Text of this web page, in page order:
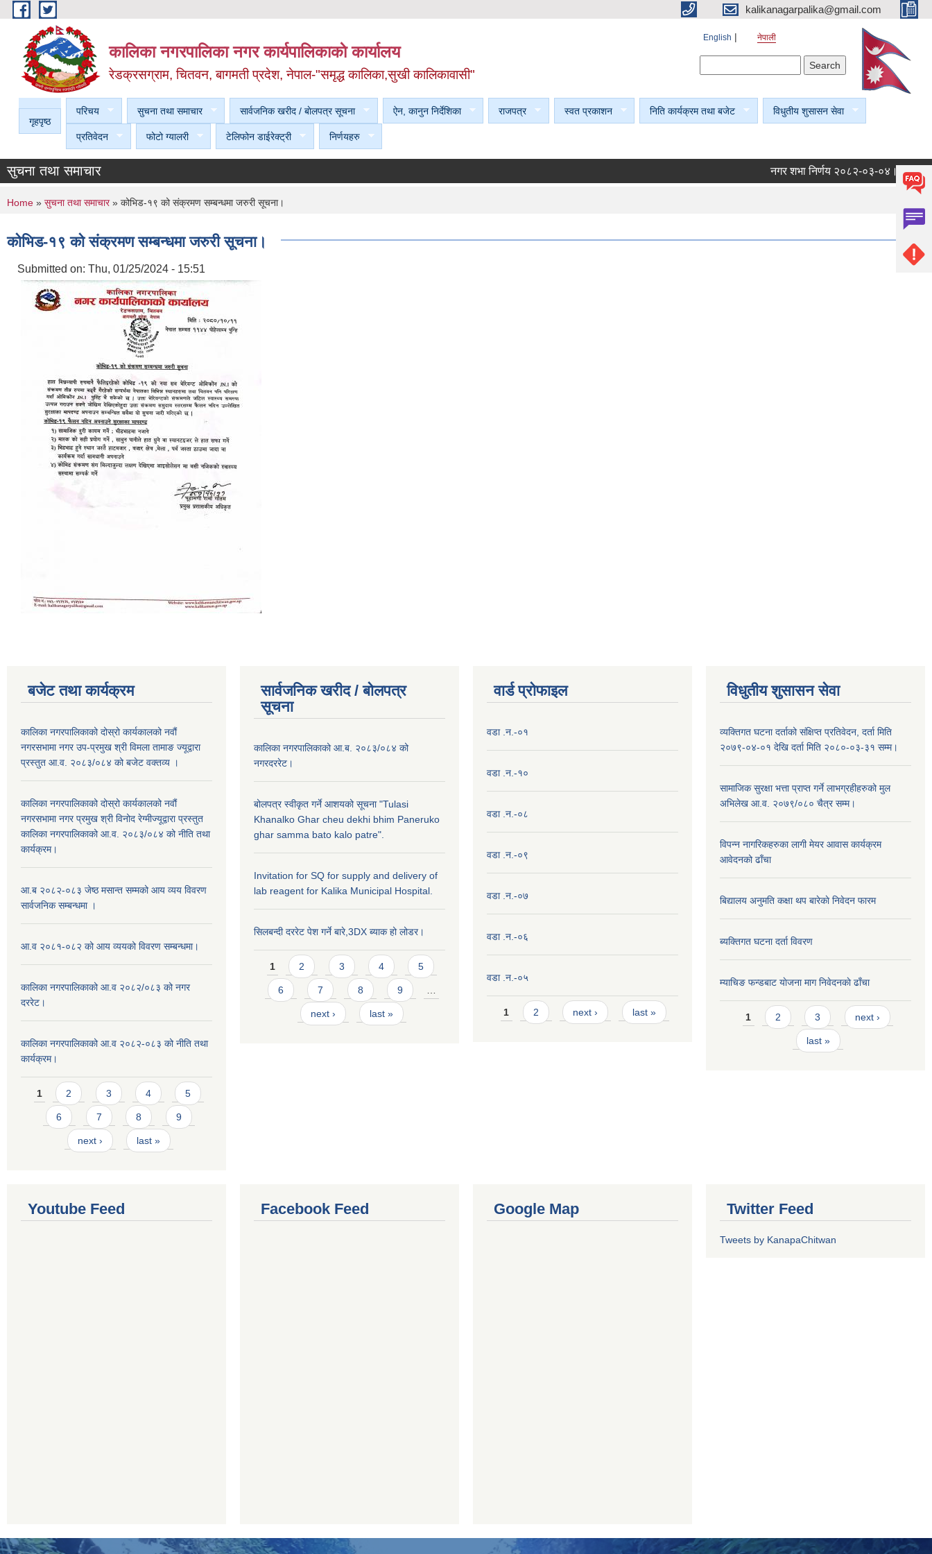
Skip to main content kalikanagarpalika@gmail.com
कालिका नगरपालिका नगर कार्यपालिकाकाे कार्यालय
रेडक्रसग्राम, चितवन, बागमती प्रदेश, नेपाल-"समृद्ध कालिका,सुखी कालिकावासी"
English नेपाली
गृहपृष्ठ
परिचय सुचना तथा समाचार सार्वजनिक खरीद / बाेलपत्र सूचना ऐन, कानुन निर्देशिका राजपत्र स्वत प्रकाशन निति कार्यक्रम तथा बजेट विधुतीय शुसासन सेवा
प्रतिवेदन फोटो ग्यालरी टेलिफोन डाईरेक्ट्री निर्णयहरु
सुचना तथा समाचार नगर शभा निर्णय २०८२-०३-०४। नगर
You are here
Home » सुचना तथा समाचार» कोभिड-१९ को संक्रमण सम्बन्धमा जरुरी सूचना।
कोभिड-१९ को संक्रमण सम्बन्धमा जरुरी सूचना।
Submitted on: Thu, 01/25/2024 - 15:51
बजेट तथा कार्यक्रम
कालिका नगरपालिकाको दोस्रो कार्यकालको नवौं
नगरसभामा नगर उप-प्रमुख श्री विमला तामाङ ज्यूद्वारा
प्रस्तुत आ.व. २०८३/०८४ को बजेट वक्तव्य ।
कालिका नगरपालिकाको दोस्रो कार्यकालको नवौं
नगरसभामा नगर प्रमुख श्री विनोद रेग्मीज्यूद्वारा प्रस्तुत
कालिका नगरपालिकाको आ.व. २०८३/०८४ को नीति तथा
कार्यक्रम।
आ.ब २०८२-०८३ जेष्ठ मसान्त सम्मको आय व्यय विवरण
सार्वजनिक सम्बन्धमा ।
आ.व २०८१-०८२ को आय व्ययको विवरण सम्बन्धमा।
कालिका नगरपालिकाको आ.व २०८२/०८३ को नगर
दररेट।
कालिका नगरपालिकाको आ.व २०८२-०८३ को नीति तथा
कार्यक्रम।
Pages
1 2 3 4 5
6 7 8 9
next › last »
सार्वजनिक खरीद / बाेलपत्र
सूचना
कालिका नगरपालिकाको आ.ब. २०८३/०८४ को
नगरदररेट।
बोलपत्र स्वीकृत गर्ने आशयको सूचना "Tulasi
Khanalko Ghar cheu dekhi bhim Paneruko
ghar samma bato kalo patre".
Invitation for SQ for supply and delivery of
lab reagent for Kalika Municipal Hospital.
सिलबन्दी दररेट पेश गर्ने बारे,3DX ब्याक हो लोडर।
Pages
1 2 3 4 5
6 7 8 9
next › last »
वार्ड प्राेफाइल
वडा .न.-०१
वडा .न.-१०
वडा .न.-०८
वडा .न.-०९
वडा .न.-०७
वडा .न.-०६
वडा .न.-०५
Pages
1 2 next › last »
विधुतीय शुसासन सेवा
व्यक्तिगत घटना दर्ताको संक्षिप्त प्रतिवेदन, दर्ता मिति
२०७९-०४-०१ देखि दर्ता मिति २०८०-०३-३१ सम्म।
सामाजिक सुरक्षा भत्ता प्राप्त गर्ने लाभग्रहीहरुको मुल
अभिलेख आ.व. २०७९/०८० चैत्र सम्म।
विपन्न नागरिकहरुका लागी मेयर आवास कार्यक्रम
आवेदनको ढाँचा
बिद्यालय अनुमति कक्षा थप बारेकाे निवेदन फारम
ब्यक्तिगत घटना दर्ता विवरण
म्याचिङ फन्डबाट याेजना माग निवेदनकाे ढाँचा
Pages
1 2 3 next ›
last »
Youtube Feed Facebook Feed Google Map Twitter Feed
Tweets by KanapaChitwan